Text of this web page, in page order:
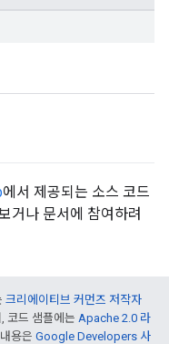
에서 제공되는 소스 코드
거나 문서에 참여하려
크리에이티브 커먼즈 저작자
코드 샘플에는 Apache 2.0 라
용은 Google Developers 사